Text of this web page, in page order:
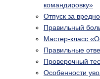
командировку»
Отпуск за
Правильный
Мастер-класс
Правильные
Проверочный
Особенности